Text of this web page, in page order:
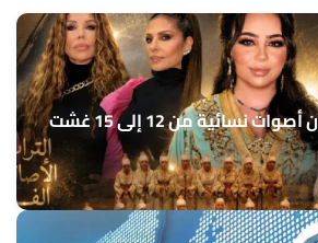
الدورة الـ14 لمهرجان أصوات نسائية من 12 إلى 15 غشت